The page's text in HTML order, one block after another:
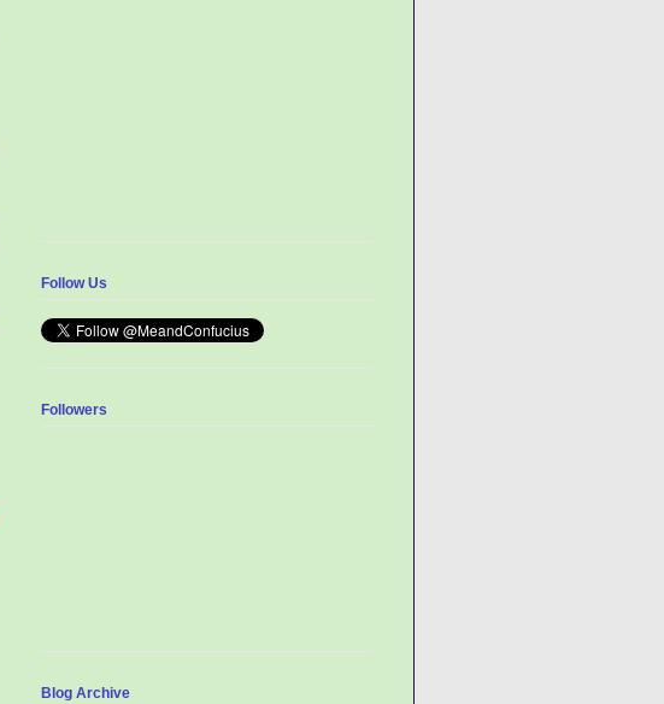
Follow Us
Followers
Blog Archive